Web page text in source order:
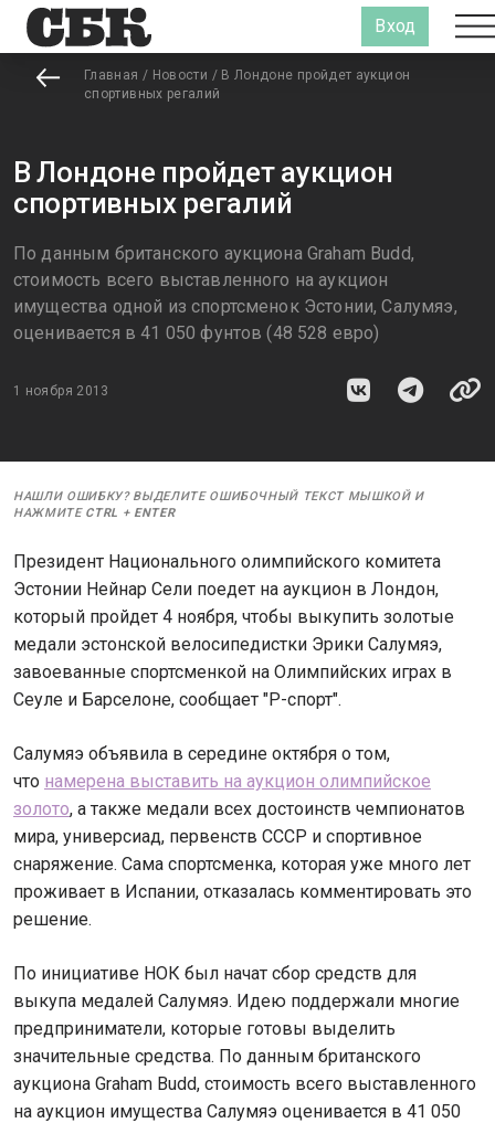
Вход
Главная / Новости / В Лондоне пройдет аукцион
спортивных регалий
В Лондоне пройдет аукцион
спортивных регалий
По данным британского аукциона Graham Budd,
стоимость всего выставленного на аукцион
имущества одной из спортсменок Эстонии, Салумяэ,
оценивается в 41 050 фунтов (48 528 евро)
1 ноября 2013
НАШЛИ ОШИБКУ? ВЫДЕЛИТЕ ОШИБОЧНЫЙ ТЕКСТ МЫШКОЙ И
НАЖМИТЕ CTRL + ENTER
Президент Национального олимпийского комитета
Эстонии Нейнар Сели поедет на аукцион в Лондон,
который пройдет 4 ноября, чтобы выкупить золотые
медали эстонской велосипедистки Эрики Салумяэ,
завоеванные спортсменкой на Олимпийских играх в
Сеуле и Барселоне, сообщает "Р-спорт".
Салумяэ объявила в середине октября о том,
что намерена выставить на аукцион олимпийское
золото, а также медали всех достоинств чемпионатов
мира, универсиад, первенств СССР и спортивное
снаряжение. Сама спортсменка, которая уже много лет
проживает в Испании, отказалась комментировать это
решение.
По инициативе НОК был начат сбор средств для
выкупа медалей Салумяэ. Идею поддержали многие
предприниматели, которые готовы выделить
значительные средства. По данным британского
аукциона Graham Budd, стоимость всего выставленного
на аукцион имущества Салумяэ оценивается в 41 050